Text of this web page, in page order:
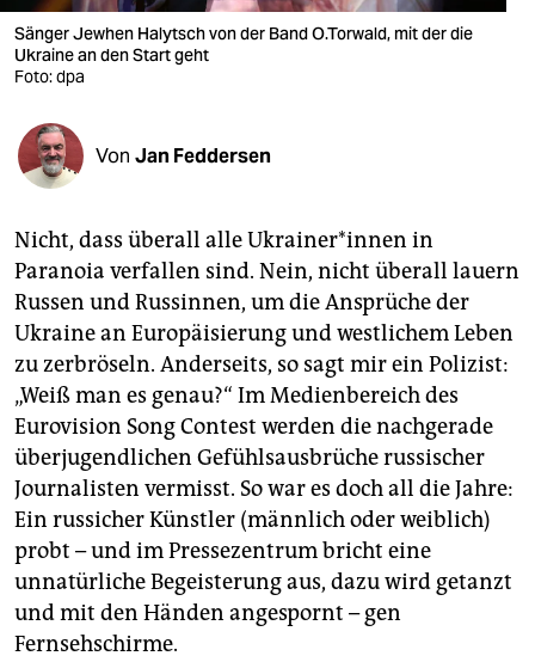
verlag
veranstaltungen
fragen & hilfe
abo
genossenschaft
epaper login
Sänger Jewhen Halytsch von der Band O.Torwald, mit der die
Ukraine an den Start geht
Foto: dpa
Von Jan Feddersen
Nicht, dass überall alle Ukrainer*innen in
Paranoia verfallen sind. Nein, nicht überall lauern
Russen und Russinnen, um die Ansprüche der
Ukraine an Europäisierung und westlichem Leben
zu zerbröseln. Anderseits, so sagt mir ein Polizist:
„Weiß man es genau?“ Im Medienbereich des
Eurovision Song Contest werden die nachgerade
überjugendlichen Gefühlsausbrüche russischer
Journalisten vermisst. So war es doch all die Jahre:
Ein russicher Künstler (männlich oder weiblich)
probt – und im Pressezentrum bricht eine
unnatürliche Begeisterung aus, dazu wird getanzt
und mit den Händen angespornt – gen
Fernsehschirme.